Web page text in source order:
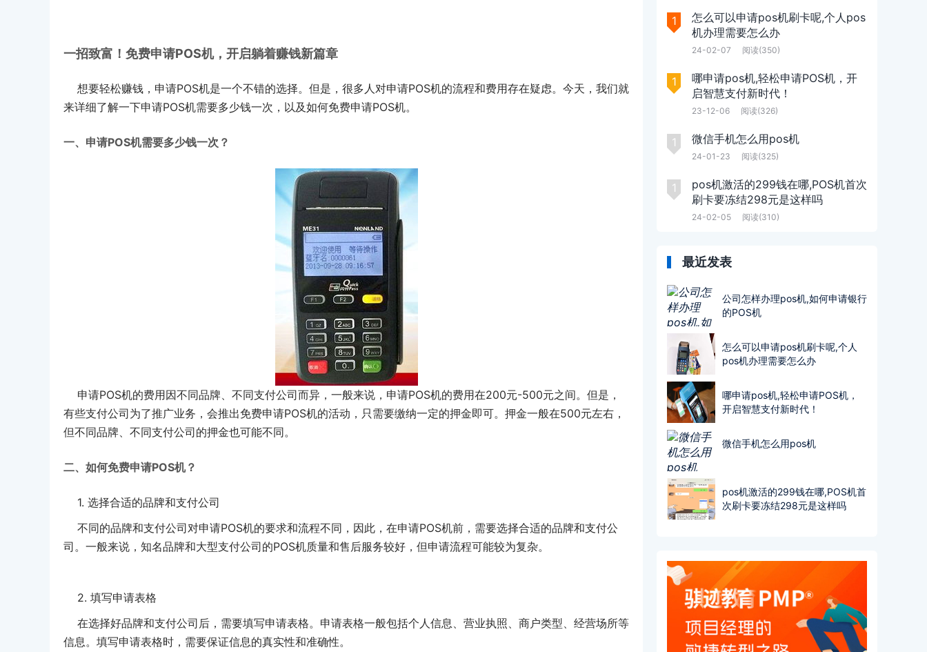
一招致富！免费申请POS机，开启躺着赚钱新篇章
想要轻松赚钱，申请POS机是一个不错的选择。但是，很多人对申请POS机的流程和费用存在疑虑。今天，我们就
来详细了解一下申请POS机需要多少钱一次，以及如何免费申请POS机。
一、申请POS机需要多少钱一次？
申请POS机的费用因不同品牌、不同支付公司而异，一般来说，申请POS机的费用在200元-500元之间。但是，
有些支付公司为了推广业务，会推出免费申请POS机的活动，只需要缴纳一定的押金即可。押金一般在500元左右，
但不同品牌、不同支付公司的押金也可能不同。
二、如何免费申请POS机？
1. 选择合适的品牌和支付公司
不同的品牌和支付公司对申请POS机的要求和流程不同，因此，在申请POS机前，需要选择合适的品牌和支付公
司。一般来说，知名品牌和大型支付公司的POS机质量和售后服务较好，但申请流程可能较为复杂。
2. 填写申请表格
在选择好品牌和支付公司后，需要填写申请表格。申请表格一般包括个人信息、营业执照、商户类型、经营场所等
信息。填写申请表格时，需要保证信息的真实性和准确性。
1
怎么可以申请pos机刷卡呢,个人pos
机办理需要怎么办
24-02-07 阅读(350)
1
哪申请pos机,轻松申请POS机，开
启智慧支付新时代！
23-12-06 阅读(326)
1 微信手机怎么用pos机
24-01-23 阅读(325)
1
pos机激活的299钱在哪,POS机首次
刷卡要冻结298元是这样吗
24-02-05 阅读(310)
最近发表
公司怎样办理pos机,如何申请银行
的POS机
怎么可以申请pos机刷卡呢,个人
pos机办理需要怎么办
哪申请pos机,轻松申请POS机，
开启智慧支付新时代！
微信手机怎么用pos机
pos机激活的299钱在哪,POS机首
次刷卡要冻结298元是这样吗